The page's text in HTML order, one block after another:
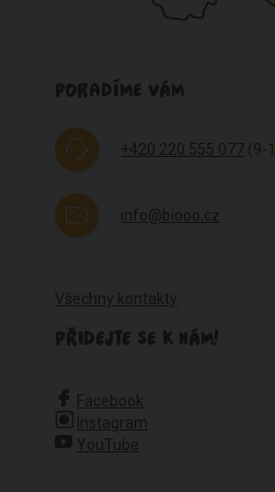
PORADÍME VÁM
+420 220 555 077 (9-
info@biooo.cz
Všechny kontakty
PŘIDEJTE SE K NÁM!
Facebook
Instagram
YouTube